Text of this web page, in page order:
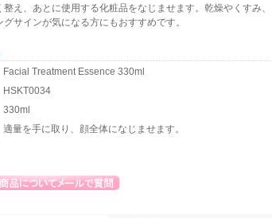
整え、あとに使用する化粧品をなじませます。乾燥やくすみ、
サインが気になる方にもおすすめです。
Facial Treatment Essence 330ml
HSKT0034
330ml
適量を手に取り、顔全体になじませます。